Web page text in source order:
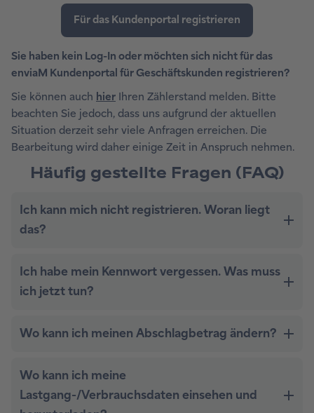
Sie haben kein Log-In oder möchten sich nicht für das
enviaM Kundenportal für Geschäftskunden registrieren?
Sie können auch hier Ihren Zählerstand melden. Bitte
beachten Sie jedoch, dass uns aufgrund der aktuellen
Situation derzeit sehr viele Anfragen erreichen. Die
Bearbeitung wird daher einige Zeit in Anspruch nehmen.
Häufig gestellte Fragen (FAQ)